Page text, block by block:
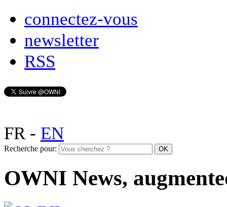
connectez-vous
newsletter
RSS
FR- EN
Recherche pour:
OWNI News,